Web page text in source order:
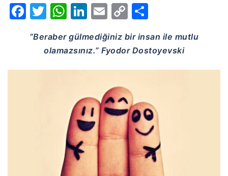
Facebook
Twitter
WhatsApp
LinkedIn
Email
Copy
“Beraber gülmediğiniz bir insan ile mutlu
olamazsınız.” Fyodor Dostoyevski